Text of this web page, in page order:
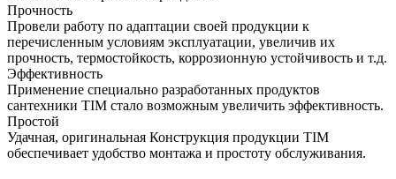
Прочность
Провели работу по адаптации своей продукции к
перечисленным условиям эксплуатации, увеличив их
прочность, термостойкость, коррозионную устойчивость и т.д.
Эффективность
Применение специально разработанных продуктов
сантехники TIM стало возможным увеличить эффективность.
Простой
Удачная, оригинальная Конструкция продукции TIM
обеспечивает удобство монтажа и простоту обслуживания.